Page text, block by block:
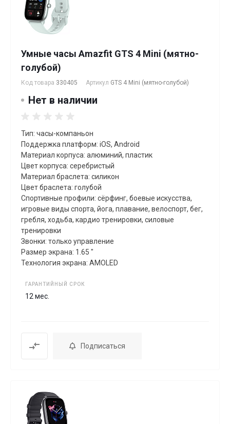
Умные часы Amazfit GTS 4 Mini (мятно-
голубой)
Код товара 330405 Артикул GTS 4 Mini (мятно-голубой)
Нет в наличии
Тип: часы-компаньон
Поддержка платформ: iOS, Android
Материал корпуса: алюминий, пластик
Цвет корпуса: серебристый
Материал браслета: силикон
Цвет браслета: голубой
Спортивные профили: сёрфинг, боевые искусства,
игровые виды спорта, йога, плавание, велоспорт, бег,
гребля, xодьба, кардио тренировки, силовые
тренировки
Звонки: только управление
Размер экрана: 1.65 "
Технология экрана: AMOLED
ГАРАНТИЙНЫЙ СРОК
12 мес.
Подписаться